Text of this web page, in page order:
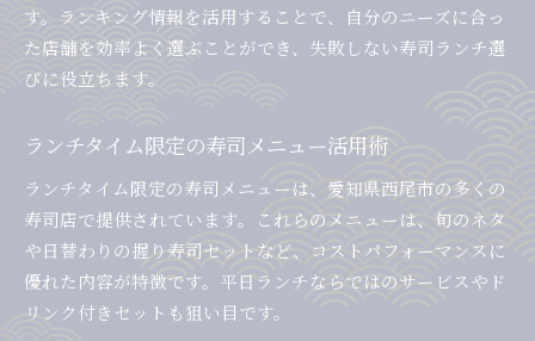
す。ランキング情報を活用することで、自分のニーズに合っ
た店舗を効率よく選ぶことができ、失敗しない寿司ランチ選
びに役立ちます。
ランチタイム限定の寿司メニュー活用術
ランチタイム限定の寿司メニューは、愛知県西尾市の多くの
寿司店で提供されています。これらのメニューは、旬のネタ
や日替わりの握り寿司セットなど、コストパフォーマンスに
優れた内容が特徴です。平日ランチならではのサービスやド
リンク付きセットも狙い目です。